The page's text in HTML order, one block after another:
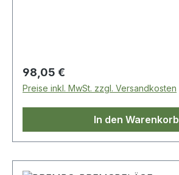
Regulärer Preis:
98,05 €
Preise inkl. MwSt. zzgl. Versandkosten
In den Warenkorb